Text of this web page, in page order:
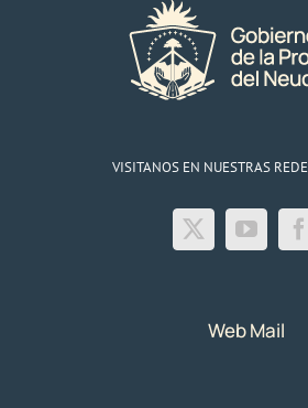
VISITANOS EN NUESTRAS
Web Mail